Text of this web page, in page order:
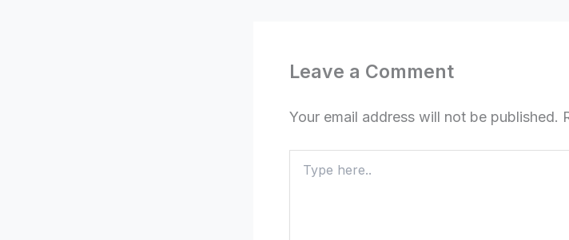
Leave a Comment
Your email address will not be published.
here..